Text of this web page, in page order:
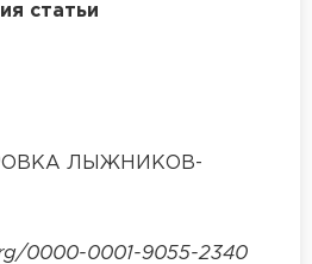
статьи
ЛЫЖНИКОВ-
0000-0001-9055-2340